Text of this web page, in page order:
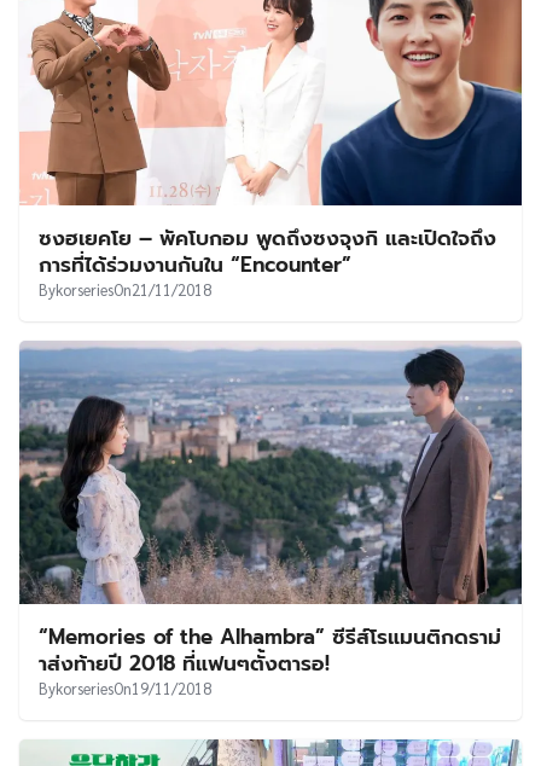
ซงฮเยคโย – พัคโบกอม พูดถึงซงจุงกิ และเปิดใจถึง
การที่ได้ร่วมงานกันใน “Encounter”
BykorseriesOn21/11/2018
“Memories of the Alhambra” ซีรีส์โรแมนติกดราม่
าส่งท้ายปี 2018 ที่แฟนๆตั้งตารอ!
BykorseriesOn19/11/2018